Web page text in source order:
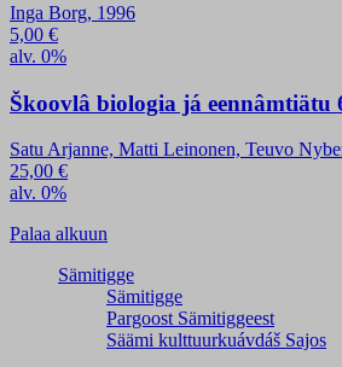
Inga Borg, 1996
5,00 €
alv. 0%
Škoovlâ biologia já eennâmtiätu
Satu Arjanne, Matti Leinonen, Teuvo
25,00 €
alv. 0%
Palaa alkuun
Sämitigge
Sämitigge
Pargoost Sämitiggeest
Säämi kulttuurkuávdáš Sajos